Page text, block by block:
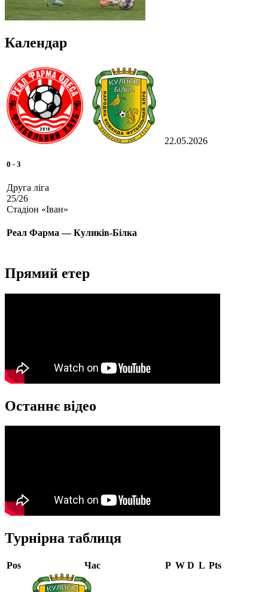
Календар
22.05.2026
0 - 3
Друга ліга
25/26
Стадіон «Іван»
Реал Фарма — Куликів-Білка
Прямий етер
Останнє відео
Турнірна таблиця
Pos Час P W D L Pts